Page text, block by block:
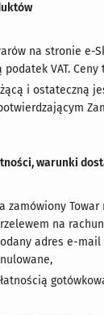
na stronie e-
podatek VAT.
i ostateczną
warunki
zamówiony
na
adres e-mail